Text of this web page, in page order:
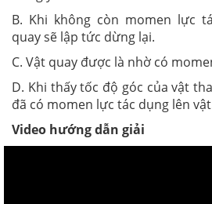
B. Khi không còn momen lực
quay sẽ lập tức dừng lại.
C. Vật quay được là nhờ có
D. Khi thấy tốc độ góc của vật
đã có momen lực tác dụng lên
Video hướng dẫn giải